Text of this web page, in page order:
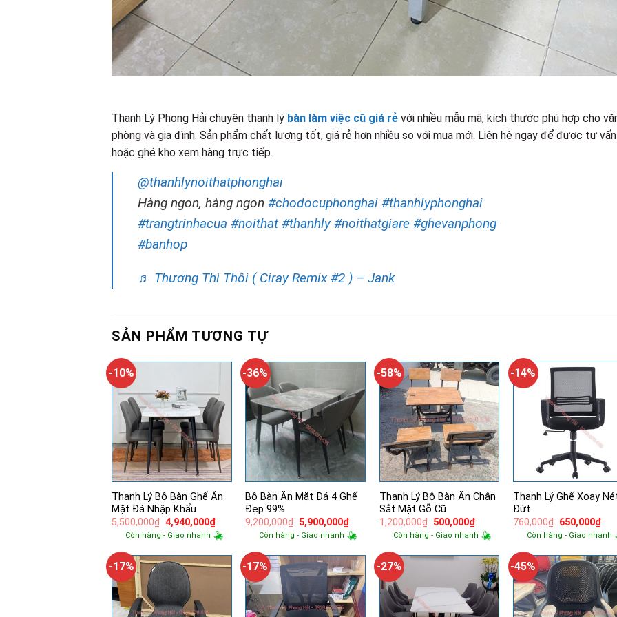
Thanh Lý Phong Hải chuyên thanh lý bàn làm việc cũ giá rẻ với nhiều mẫu mã, kích thước phù hợp cho
phòng và gia đình. Sản phẩm chất lượng tốt, giá rẻ hơn nhiều so với mua mới. Liên hệ ngay để được tư vấn
hoặc ghé kho xem hàng trực tiếp.
@thanhlynoithatphonghai
Hàng ngon, hàng ngon #chodocuphonghai #thanhlyphonghai
#trangtrinhacua #noithat #thanhly #noithatgiare #ghevanphong
#banhop
♬ Thương Thì Thôi ( Ciray Remix #2 ) – Jank
SẢN PHẨM TƯƠNG TỰ
-10%
Thanh Lý Bộ Bàn Ghế Ăn
Mặt Đá Nhập Khẩu
5,500,000₫ Giá
gốc
là:
4,940,000₫Giá
hiện
tại
4,940,000₫.
Còn hàng - Giao nhanh
-36%
Bộ Bàn Ăn Mặt Đá 4 Ghế
Đẹp 99%
9,200,000₫ Giá
gốc
là:
5,900,000₫Giá
hiện
tại
5,900,000₫.
Còn hàng - Giao nhanh
-58%
Thanh Lý Bộ Bàn Ăn Chân
Sắt Mặt Gỗ Cũ
1,200,000₫ Giá
gốc
là:
500,000₫Giá
hiện
tại
500,000₫.
Còn hàng - Giao nhanh
-14%
Thanh Lý Ghế Xoay
Đứt
760,000₫ Giá
gốc
là:
650,000₫Giá
tại
Còn hàng - Giao nhanh
-17% -17% -27% -45%